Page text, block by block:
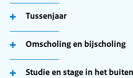
Tussenjaar
Omscholing en bijscholing
Studie en stage in het